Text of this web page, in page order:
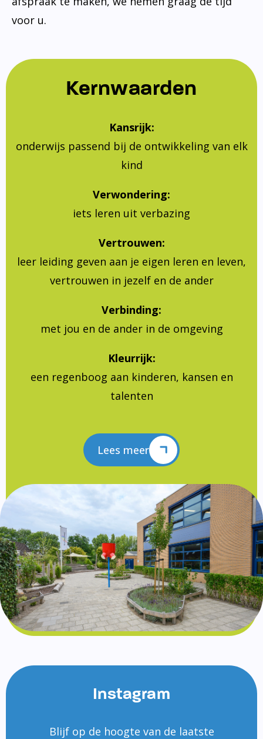
voor u.
Kernwaarden
Kansrijk:
onderwijs passend bij de ontwikkeling van elk
kind
Verwondering:
iets leren uit verbazing
Vertrouwen:
leer leiding geven aan je eigen leren en leven,
vertrouwen in jezelf en de ander
Verbinding:
met jou en de ander in de omgeving
Kleurrijk:
een regenboog aan kinderen, kansen en
talenten
Lees meer
Instagram
Blijf op de hoogte van de laatste